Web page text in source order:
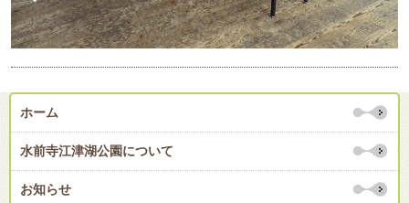
ホーム
水前寺江津湖公園について
お知らせ